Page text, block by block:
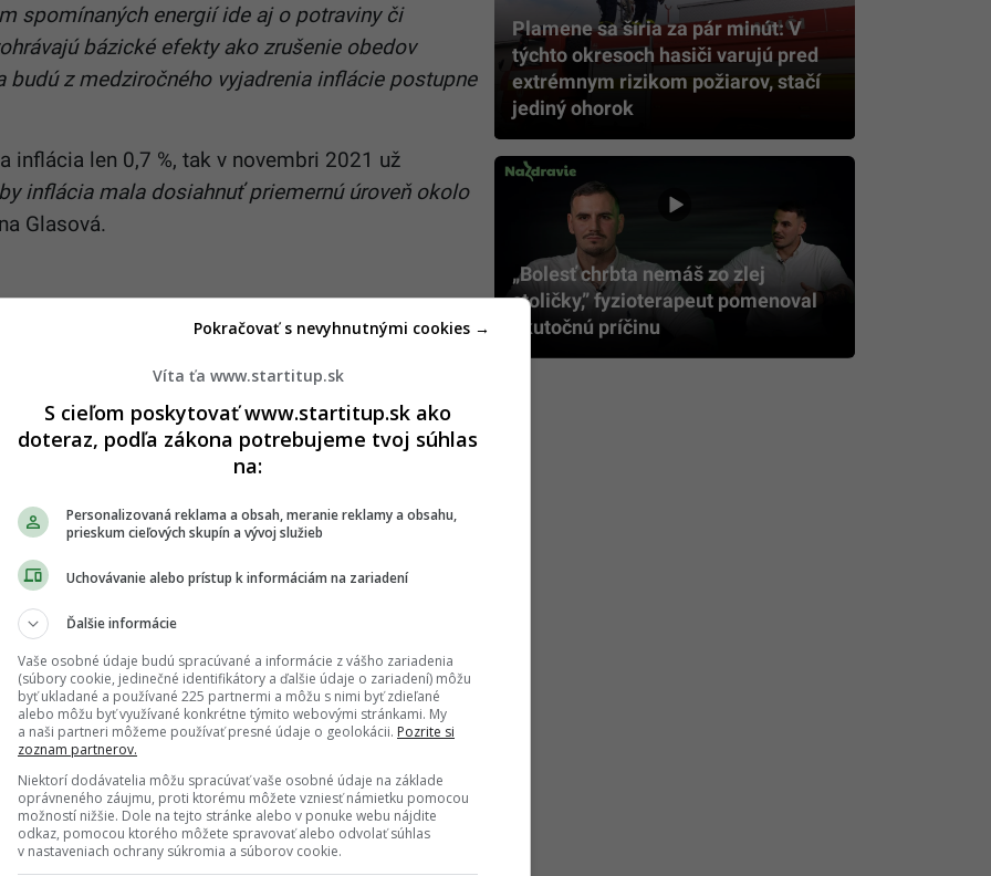
spomínaných energií ide aj o potraviny či
bázické efekty ako zrušenie obedov
z medziročného vyjadrenia inflácie postupne
inflácia len 0,7 %, tak v novembri 2021 už
inflácia mala dosiahnuť priemernú úroveň okolo
Glasová.
vyššia
podľa nej ešte vyššia ako v roku 2021. „Zatiaľ
o 4,5 %, ale nevylučujeme, že ho budeme
Plamene sa šíria za pár minút: V
týchto okresoch hasiči varujú pred
extrémnym rizikom požiarov, stačí
jediný ohorok
„Bolesť chrbta nemáš zo zlej
stoličky,” fyzioterapeut pomenoval
skutočnú príčinu
Víta ťa www.startitup.sk
S cieľom poskytovať www.startitup.sk ako
doteraz, podľa zákona potrebujeme tvoj súhlas
na:
Personalizovaná reklama a obsah, meranie reklamy a obsahu,
prieskum cieľových skupín a vývoj služieb
Uchovávanie alebo prístup k informáciám na zariadení
Ďalšie informácie
Vaše osobné údaje budú spracúvané a informácie z vášho zariadenia
(súbory cookie, jedinečné identifikátory a ďalšie údaje o zariadení) môžu
byť ukladané a používané 225 partnermi a môžu s nimi byť zdieľané
alebo môžu byť využívané konkrétne týmito webovými stránkami. My
a naši partneri môžeme používať presné údaje o geolokácii. Pozrite si
zoznam partnerov.
Niektorí dodávatelia môžu spracúvať vaše osobné údaje na základe
oprávneného záujmu, proti ktorému môžete vzniesť námietku pomocou
možností nižšie. Dole na tejto stránke alebo v ponuke webu nájdite
odkaz, pomocou ktorého môžete spravovať alebo odvolať súhlas
v nastaveniach ochrany súkromia a súborov cookie.
Pokračovať s nevyhnutnými cookies →